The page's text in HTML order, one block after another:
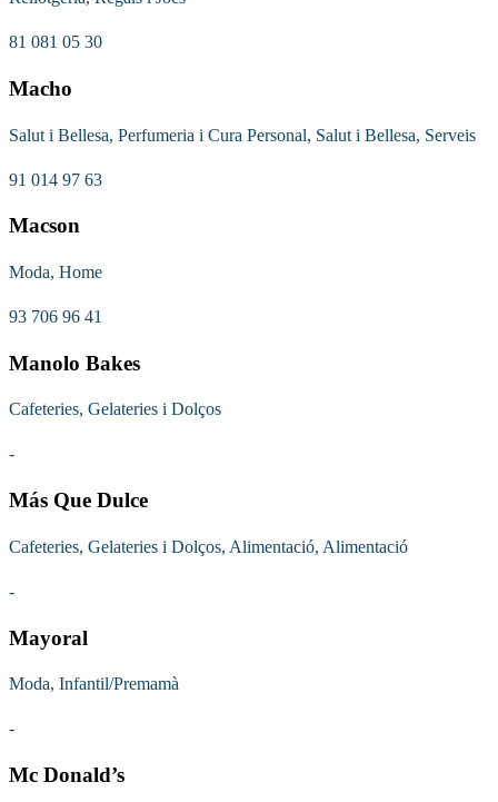
81 081 05 30
Macho
Salut i Bellesa, Perfumeria i Cura Personal, Salut i Bellesa, Serveis
91 014 97 63
Macson
Moda, Home
93 706 96 41
Manolo Bakes
Cafeteries, Gelateries i Dolços
-
Más Que Dulce
Cafeteries, Gelateries i Dolços, Alimentació, Alimentació
-
Mayoral
Moda, Infantil/Premamà
-
Mc Donald’s